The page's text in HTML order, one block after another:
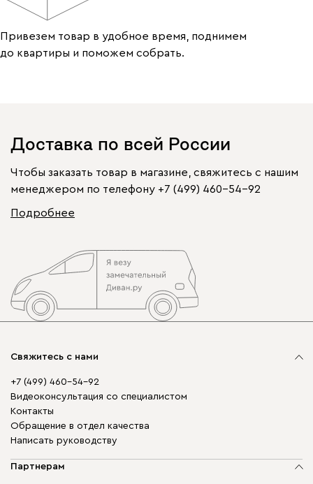
Привезем товар в удобное время, поднимем
до квартиры и поможем собрать.
Доставка по всей России
Чтобы заказать товар в магазине, свяжитесь с нашим
менеджером по телефону +7 (499) 460-54-92
Подробнее
Свяжитесь с нами
+7 (499) 460-54-92
Видеоконсультация со специалистом
Контакты
Обращение в отдел качества
Написать руководству
Партнерам